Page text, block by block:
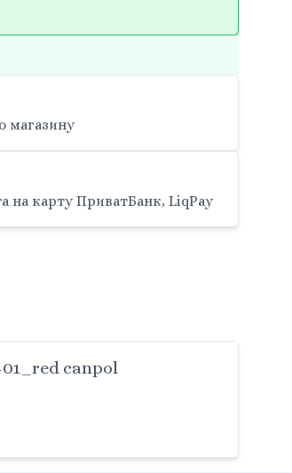
магазину
на карту ПриватБанк, LiqPay
canpol